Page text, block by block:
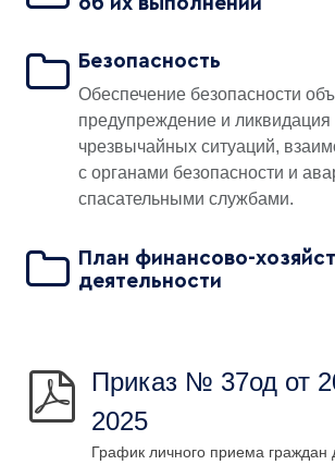
Безопасность
Обеспечение безопасности
предупреждение и ликвидация
чрезвычайных ситуаций,
с органами безопасности и
спасательными службами.
План финансово-
деятельности
Приказ № 37од от
2025
График личного приема граждан